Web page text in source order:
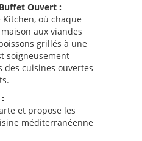
Ouvert :
où chaque
aux viandes
grillés à une
soigneusement
cuisines ouvertes
et propose les
méditerranéenne